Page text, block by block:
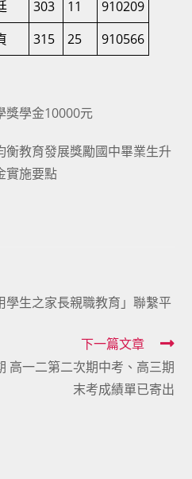
303 11
910209
315 25 910566
獎學金10000元
衡教育發展獎勵國中畢業生升
實施要點
學生之家長親職教育」聯繫平
下一篇文章
高一二第二次期中考、高三期
末考成績單已寄出